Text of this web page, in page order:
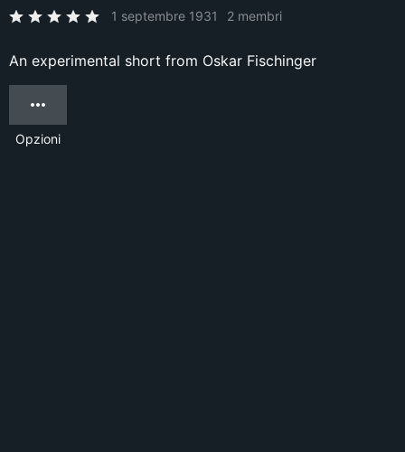
1 septembre 1931 2 membri
An experimental short from Oskar Fischinger
Opzioni